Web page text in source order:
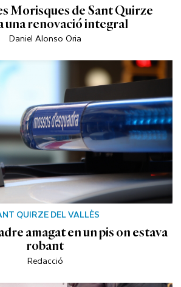
Morisques de Sant Quirze
una renovació integral
Daniel Alonso Oria
QUIRZE DEL VALLÈS
amagat en un pis on estava
robant
Redacció